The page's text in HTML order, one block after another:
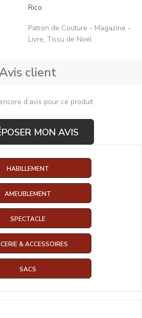
Rico
Patron de Couture - Magazine -
Livre, Tissu de Noël
client
d’avis pour ce produit
MON AVIS
HABILLEMENT
AMEUBLEMENT
SPECTACLE
& ACCESSOIRES
SACS